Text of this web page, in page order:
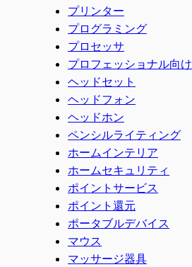
プリンター
プログラミング
プロセッサ
プロフェッショナル向け
ヘッドセット
ヘッドフォン
ヘッドホン
ペンシルライティング
ホームインテリア
ホームセキュリティ
ポイントサービス
ポイント還元
ポータブルデバイス
マウス
マッサージ器具